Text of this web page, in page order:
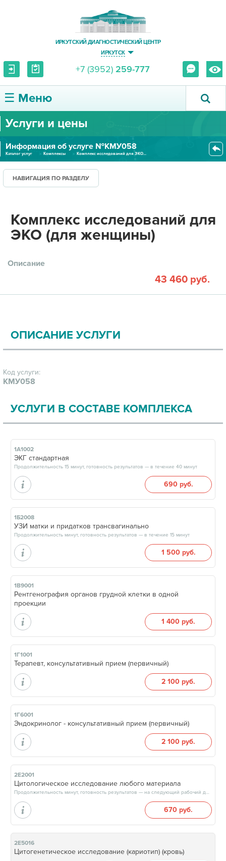
ИРКУТСКИЙ ДИАГНОСТИЧЕСКИЙ ЦЕНТР
ИРКУТСК
+7 (3952) 259-777
☰ Меню
О ЦЕНТРЕ
УСЛУГИ И ЦЕНЫ
ПАЦИЕНТУ
ПРАВОВАЯ ИНФОРМАЦИЯ
Услуги и цены
Информация об услуге №КМУ058
Каталог услуг Комплексы Комплекс исследований для ЭКО...
НАВИГАЦИЯ ПО РАЗДЕЛУ
Комплекс исследований для
ЭКО (для женщины)
Описание
43 460 руб.
ОПИСАНИЕ УСЛУГИ
Код услуги:
КМУ058
УСЛУГИ В СОСТАВЕ КОМПЛЕКСА
1А1002
ЭКГ стандартная
Продолжительность 15 минут, готовность результатов — в течение 40 минут
690 руб.
1Б2008
УЗИ матки и придатков трансвагинально
Продолжительность минут, готовность результатов — в течение 15 минут
1 500 руб.
1В9001
Рентгенография органов грудной клетки в одной
проекции
1 400 руб.
1Г1001
Терапевт, консультативный прием (первичный)
2 100 руб.
1Г6001
Эндокринолог - консультативный прием (первичный)
2 100 руб.
2Е2001
Цитологическое исследование любого материала
Продолжительность минут, готовность результатов — на следующий рабочий день, после 18:00
670 руб.
2Е5016
Цитогенетическое исследование (кариотип) (кровь)